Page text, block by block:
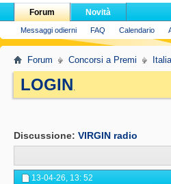
Forum
Messaggi odierni FAQ Calendario
Novità
Forum Concorsi a Premi
LOGIN.
Discussione: VIRGIN radio
13-04-26, 13: 52